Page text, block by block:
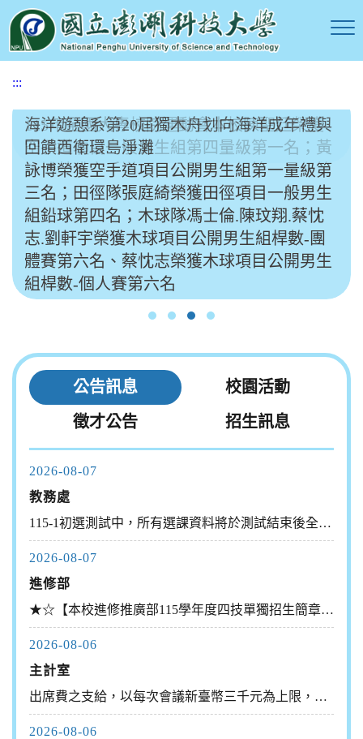
到
主
要
:::
海洋遊憩系第20屆獨木舟划向海洋成年禮與
回饋西衛環島淨灘
115年全國大專校院運動會本校陳聖廷榮獲
空手道項目一般男生組第四量級第一名；黃
詠博榮獲空手道項目公開男生組第一量級第
三名；田徑隊張庭綺榮獲田徑項目一般男生
組鉛球第四名；木球隊馮士倫.陳玟翔.蔡忱
志.劉軒宇榮獲木球項目公開男生組桿數-團
體賽第六名、蔡忱志榮獲木球項目公開男生
組桿數-個人賽第六名
公告訊息
校園活動
徵才公告
招生訊息
2026-08-07
教務處
115-1初選測試中，所有選課資料將於測試結束後全部刪除
2026-08-07
進修部
★☆【本校進修推廣部115學年度四技單獨招生簡章！出爐囉！】...
2026-08-06
主計室
出席費之支給，以每次會議新臺幣三千元為上限，自中華民國一百十...
2026-08-06